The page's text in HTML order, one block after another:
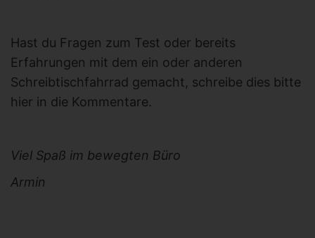
Hast du Fragen zum Test oder bereits
Erfahrungen mit dem ein oder anderen
Schreibtischfahrrad gemacht, schreibe dies bitte
hier in die Kommentare.
Viel Spaß im bewegten Büro
Armin